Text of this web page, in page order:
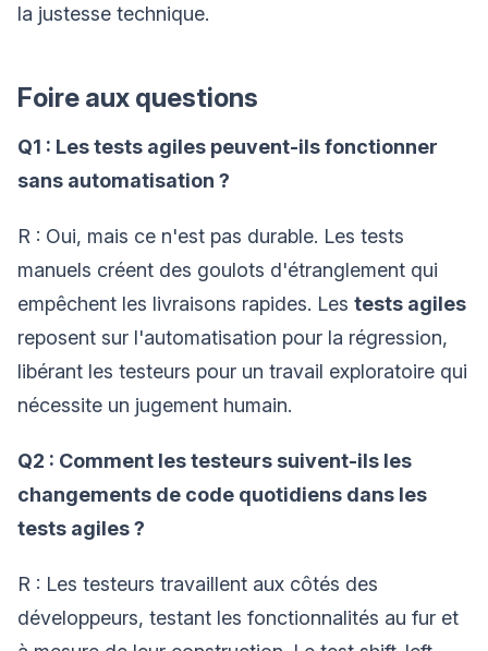
la justesse technique.
Foire aux questions
Q1 : Les tests agiles peuvent-ils fonctionner
sans automatisation ?
R : Oui, mais ce n'est pas durable. Les tests
manuels créent des goulots d'étranglement qui
empêchent les livraisons rapides. Les tests agiles
reposent sur l'automatisation pour la régression,
libérant les testeurs pour un travail exploratoire qui
nécessite un jugement humain.
Q2 : Comment les testeurs suivent-ils les
changements de code quotidiens dans les
tests agiles ?
R : Les testeurs travaillent aux côtés des
développeurs, testant les fonctionnalités au fur et